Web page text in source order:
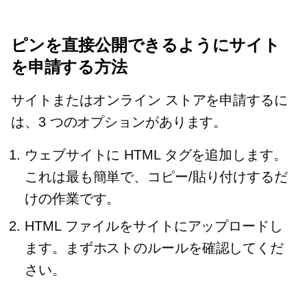
ピンを直接公開できるようにサイト
を申請する方法
サイトまたはオンライン ストアを申請するに
は、3 つのオプションがあります。
ウェブサイトに HTML タグを追加します。
これは最も簡単で、コピー/貼り付けするだ
けの作業です。
HTML ファイルをサイトにアップロードし
ます。まずホストのルールを確認してくだ
さい。